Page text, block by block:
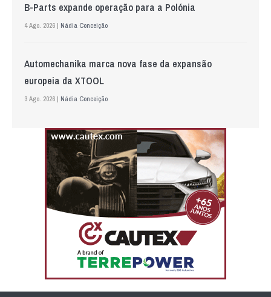
B-Parts expande operação para a Polónia
4 Ago. 2026 | Nádia Conceição
Automechanika marca nova fase da expansão
europeia da XTOOL
3 Ago. 2026 | Nádia Conceição